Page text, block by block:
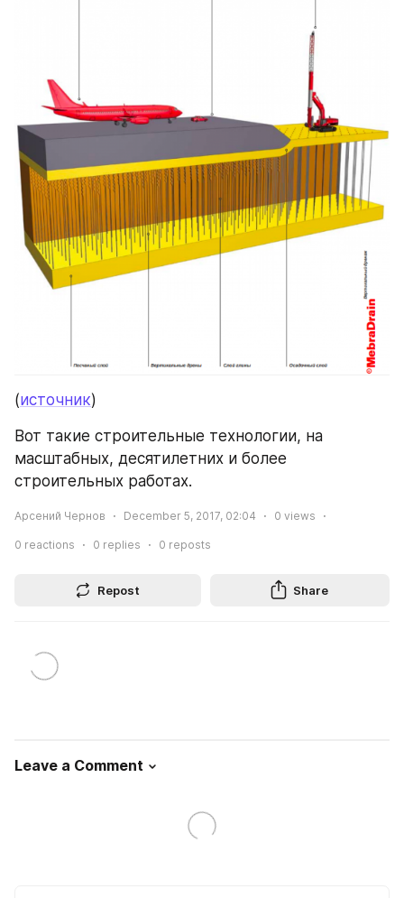
(источник)
Вот такие строительные технологии, на
масштабных, десятилетних и более
строительных работах.
Арсений Чернов December 5, 2017, 02:04 0 views
0 reactions 0 replies 0 reposts
Repost Share
Leave a Comment